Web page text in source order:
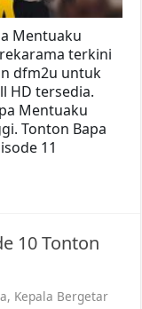
Mentuaku
terkini
dfm2u untuk
HD tersedia.
Mentuaku
Tonton Bapa
11
10 Tonton
, Kepala Bergetar